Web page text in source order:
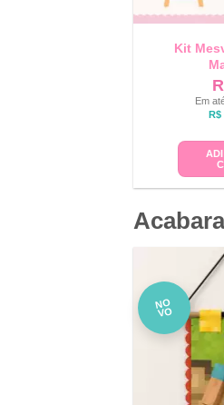
Kit
Em
R$
NO
VO